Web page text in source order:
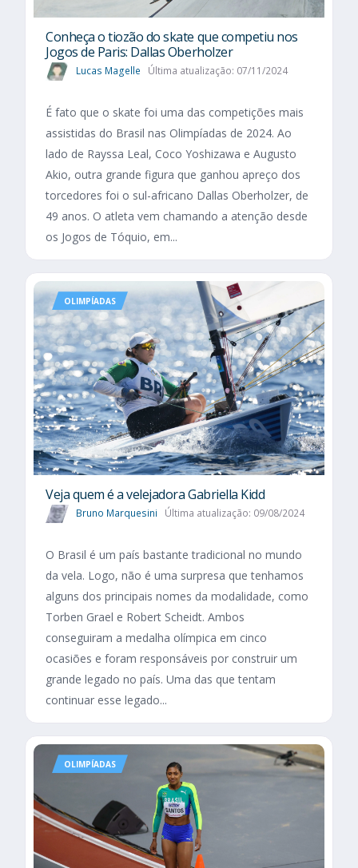
Conheça o tiozão do skate que competiu nos
Jogos de Paris: Dallas Oberholzer
Lucas Magelle Última atualização: 07/11/2024
É fato que o skate foi uma das competições mais
assistidas do Brasil nas Olimpíadas de 2024. Ao
lado de Rayssa Leal, Coco Yoshizawa e Augusto
Akio, outra grande figura que ganhou apreço dos
torcedores foi o sul-africano Dallas Oberholzer, de
49 anos. O atleta vem chamando a atenção desde
os Jogos de Tóquio, em...
OLIMPÍADAS
Veja quem é a velejadora Gabriella Kidd
Bruno Marquesini Última atualização: 09/08/2024
O Brasil é um país bastante tradicional no mundo
da vela. Logo, não é uma surpresa que tenhamos
alguns dos principais nomes da modalidade, como
Torben Grael e Robert Scheidt. Ambos
conseguiram a medalha olímpica em cinco
ocasiões e foram responsáveis por construir um
grande legado no país. Uma das que tentam
continuar esse legado...
OLIMPÍADAS